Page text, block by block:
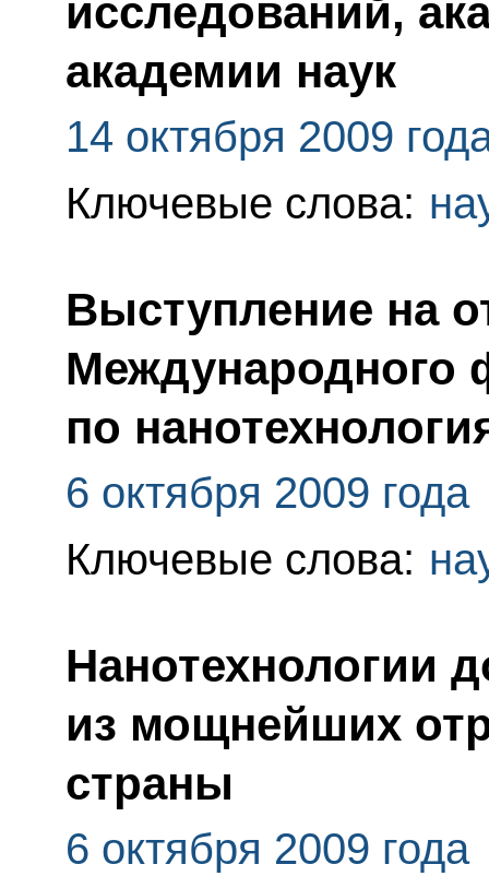
исследований,
академии наук
14 октября 2009
Ключевые слова:
Выступление на
Международного
по
6 октября 2009 года
Ключевые слова:
Нанотехнологии
из мощнейших
страны
6 октября 2009 года